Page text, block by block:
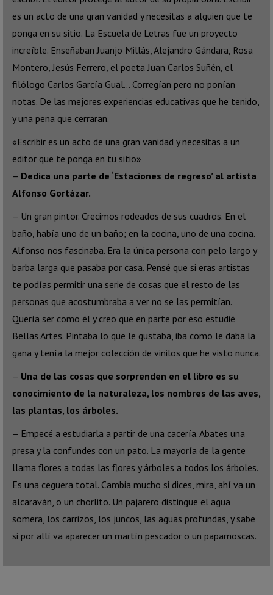
es un acto de una gran vanidad y necesitas a alguien que te
ponga en su sitio. La Escuela de Letras fue un proyecto
increíble. Enseñaban Juanjo Millás, Alejandro Gándara, Rosa
Montero, Jesús Ferrero, el poeta Juan Carlos Suñén, el
filólogo Carlos García Gual… Corregían pero no ponían
notas. De las mejores experiencias educativas que he tenido,
y una pena que cerraran.
«Escribir es un acto de una gran vanidad y necesitas a un
editor que te ponga en tu sitio»
– Dedica una parte de ‘Estaciones de regreso’ al artista
Alfonso Gortázar.
– Un gran pintor. Crecimos rodeados de sus cuadros. En el
baño, había uno de un baño; en la cocina, uno de una cocina.
Alfonso nos fascinaba. Era la única persona con pelo largo y
barba larga que pasaba por casa. Pensé que si eras artistas
te podías permitir una serie de cosas que el resto de las
personas que acostumbraba a ver no se las permitían.
Quería ser como él y creo que en parte por eso estudié
Bellas Artes. Pintaba lo que le gustaba, iba como le daba la
gana y tenía la mejor colección de vinilos que he visto nunca.
– Una de las cosas que sorprenden en el libro es su
conocimiento de la naturaleza, los nombres de las aves,
las plantas, los árboles.
– Empecé a estudiarla a partir de una cacería. Abates una
presa y la confundes con un pato. La mayoría de la gente
llama flores a todas las flores y árboles a todos los árboles.
Es una ceguera total. Cambia mucho si dices, mira, ahí va un
alcaraván, o un chorlito. Un pajarero distingue el agua
somera, los carrizos, los juncos, las aguas profundas, y sabe
si por allí va aparecer un martín pescador o un papamoscas.